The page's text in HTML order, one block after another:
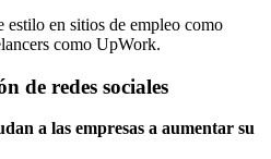
estilo en sitios de empleo como
como UpWork.
de redes sociales
a las empresas a aumentar su